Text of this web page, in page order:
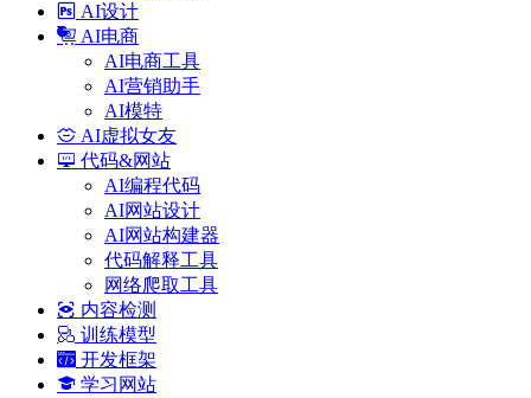
AI设计
AI电商
AI电商工具
AI营销助手
AI模特
AI虚拟女友
代码&网站
AI编程代码
AI网站设计
AI网站构建器
代码解释工具
网络爬取工具
内容检测
训练模型
开发框架
学习网站